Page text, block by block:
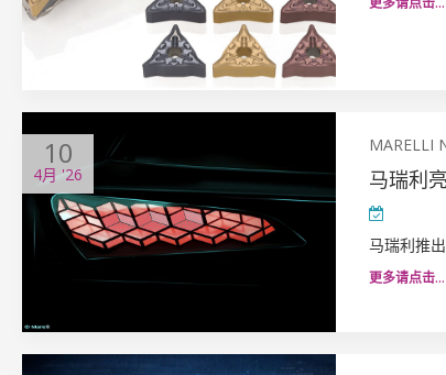
10
4月 '26
MARELLI
马瑞利
马瑞利推
更多请点击…